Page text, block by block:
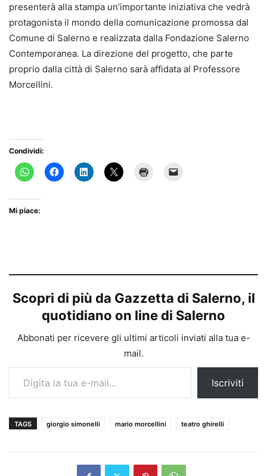
presenterà alla stampa un’importante iniziativa che vedrà
protagonista il mondo della comunicazione promossa dal
Comune di Salerno e realizzata dalla Fondazione Salerno
Contemporanea. La direzione del progetto, che parte
proprio dalla città di Salerno sarà affidata al Professore
Morcellini.
Condividi:
Mi piace:
Scopri di più da Gazzetta di Salerno, il
quotidiano on line di Salerno
Abbonati per ricevere gli ultimi articoli inviati alla tua e-
mail.
Digita la tua e-mail...
Iscriviti
TAGS giorgio simonelli mario morcellini teatro ghirelli